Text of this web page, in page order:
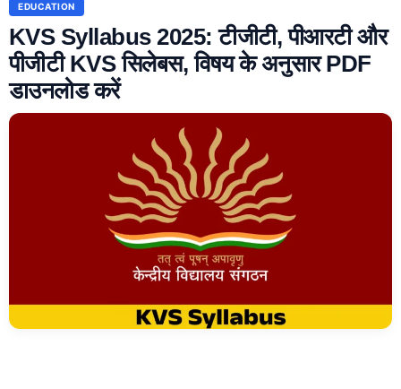
EDUCATION
KVS Syllabus 2025: टीजीटी, पीआरटी और
पीजीटी KVS सिलेबस, विषय के अनुसार PDF
डाउनलोड करें